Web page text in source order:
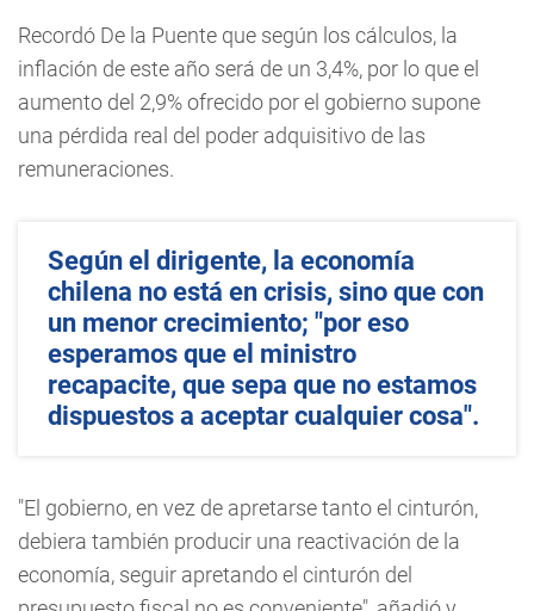
Recordó De la Puente que según los cálculos, la
inflación de este año será de un 3,4%, por lo que el
aumento del 2,9% ofrecido por el gobierno supone
una pérdida real del poder adquisitivo de las
remuneraciones.
Según el dirigente, la economía
chilena no está en crisis, sino que con
un menor crecimiento; "por eso
esperamos que el ministro
recapacite, que sepa que no estamos
dispuestos a aceptar cualquier cosa".
"El gobierno, en vez de apretarse tanto el cinturón,
debiera también producir una reactivación de la
economía, seguir apretando el cinturón del